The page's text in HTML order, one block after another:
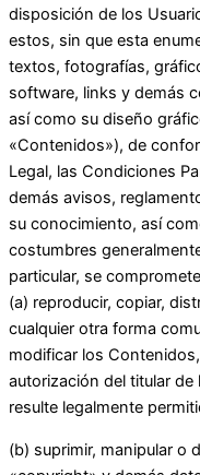
disposición de los
estos, sin que esta
textos, fotografías,
software, links y demás
así como su diseño
«Contenidos»), de
Legal, las Condiciones
demás avisos,
su conocimiento, así
costumbres
particular, se
(a) reproducir, copiar,
cualquier otra forma
modificar los
autorización del titular
resulte legalmente
(b) suprimir, manipular o